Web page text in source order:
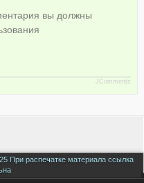
вы должны
JComments
При распечатке материала ссылка